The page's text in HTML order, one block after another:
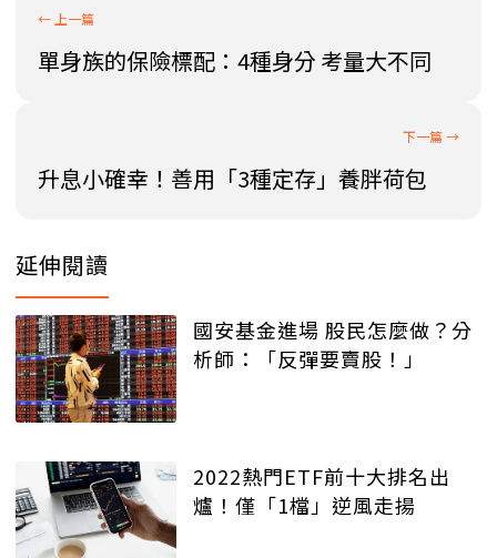
單身族的保險標配：4種身分 考量大不同
升息小確幸！善用「3種定存」養胖荷包
延伸閱讀
國安基金進場 股民怎麼做？分
析師：「反彈要賣股！」
2022熱門ETF前十大排名出
爐！僅「1檔」逆風走揚